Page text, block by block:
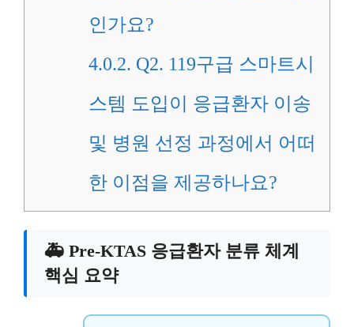
인가요?
4.0.2. Q2. 119구급 스마트시
스템 도입이 응급환자 이송
및 병원 선정 과정에서 어떠
한 이점을 제공하나요?
🚑 Pre-KTAS 응급환자 분류 체계
핵심 요약